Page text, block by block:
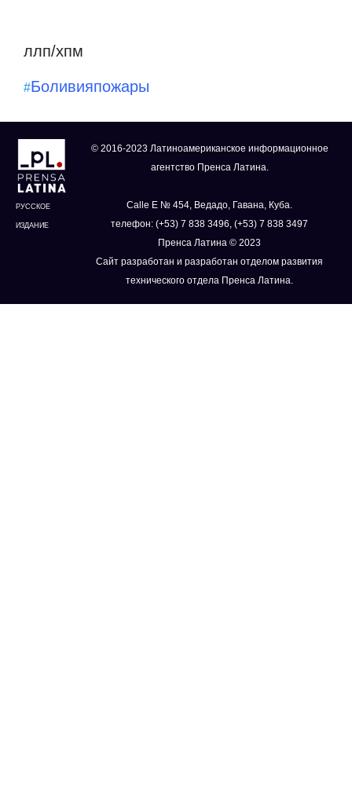
ллп/хпм
#Боливияпожары
РУССКОЕ
ИЗДАНИЕ
© 2016-2023 Латиноамериканское информационное
агентство Пренса Латина.
Calle E № 454, Ведадо, Гавана, Куба.
телефон: (+53) 7 838 3496, (+53) 7 838 3497
Пренса Латина © 2023
Сайт разработан и разработан отделом развития
технического отдела Пренса Латина.